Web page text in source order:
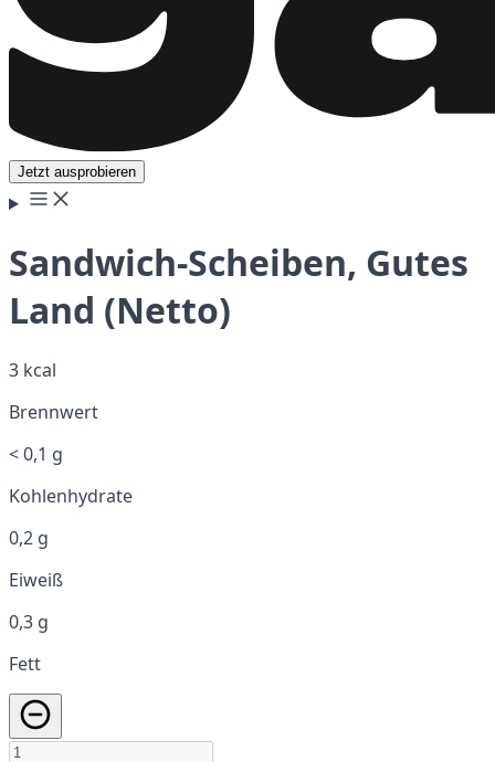
Jetzt ausprobieren
Sandwich-Scheiben, Gutes
Land (Netto)
3 kcal
Brennwert
< 0,1 g
Kohlenhydrate
0,2 g
Eiweiß
0,3 g
Fett